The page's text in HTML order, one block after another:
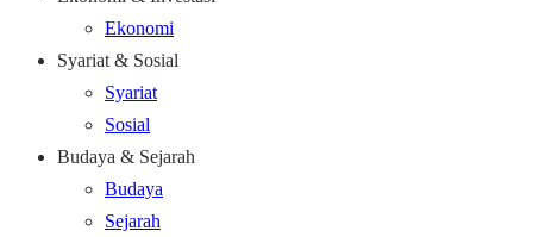
Ekonomi
Syariat & Sosial
Syariat
Sosial
Budaya & Sejarah
Budaya
Sejarah